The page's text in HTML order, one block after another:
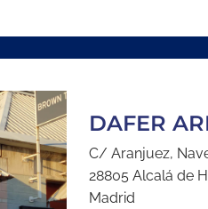
DAFER
C/ Aranjuez,
28805 Alcalá de
Madrid